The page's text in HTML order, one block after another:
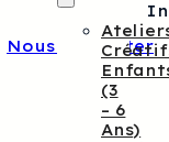
(3
– 6
Ans)
Nous contacter